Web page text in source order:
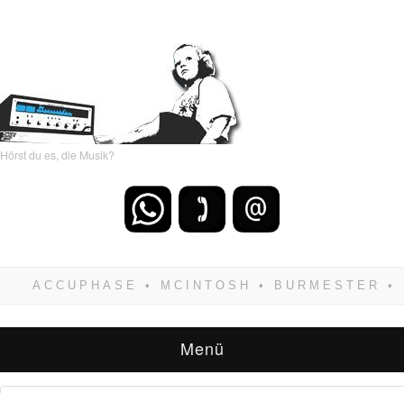
Hörst du es, die Musik?
zwangsläufig siegen! Und noch was: Hifi
Menü